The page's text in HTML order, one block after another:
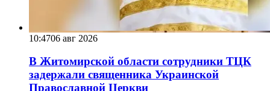
10:4706 авг 2026
В Житомирской области сотрудники ТЦК
задержали священника Украинской
Православной Церкви